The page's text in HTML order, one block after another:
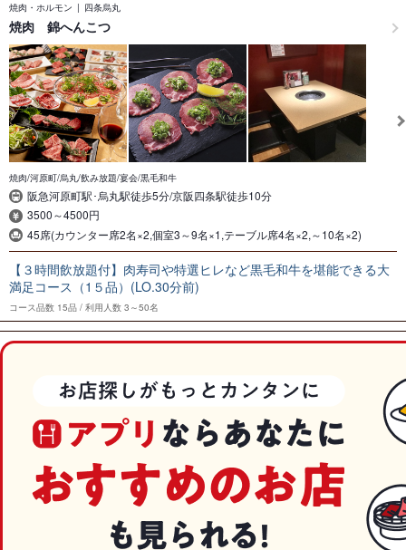
焼肉・ホルモン 四条烏丸
焼肉 錦へんこつ
焼肉/河原町/烏丸/飲み放題/宴会/黒毛和牛
阪急河原町駅･烏丸駅徒歩5分/京阪四条駅徒歩10分
3500～4500円
45席(カウンター席2名×2,個室3～9名×1,テーブル席4名×2,～10名×2)
【３時間飲放題付】肉寿司や特選ヒレなど黒毛和牛を堪能できる大
満足コース（1５品）(LO.30分前)
コース品数 15品 利用人数 3～50名